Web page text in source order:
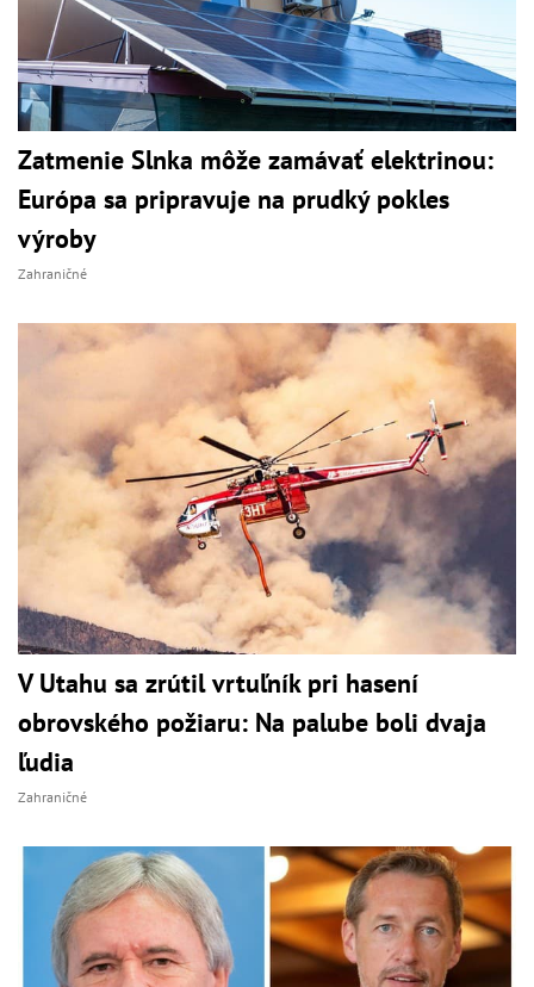
Zatmenie Slnka môže zamávať elektrinou:
Európa sa pripravuje na prudký pokles
výroby
Zahraničné
V Utahu sa zrútil vrtuľník pri hasení
obrovského požiaru: Na palube boli dvaja
ľudia
Zahraničné